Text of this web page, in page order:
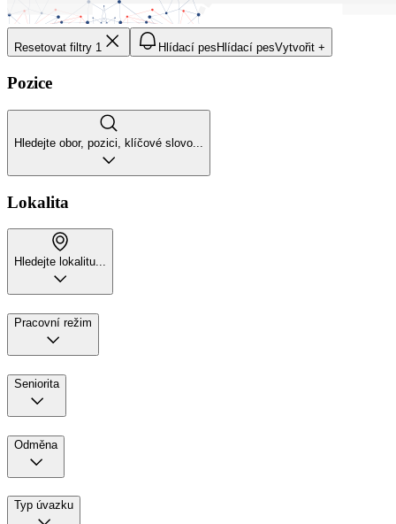
Resetovat filtry 1 Hlídací pes Hlídací pesVytvořit +
Pozice
Hledejte obor, pozici, klíčové slovo...
Lokalita
Hledejte lokalitu...
Pracovní režim
Seniorita
Odměna
Typ úvazku